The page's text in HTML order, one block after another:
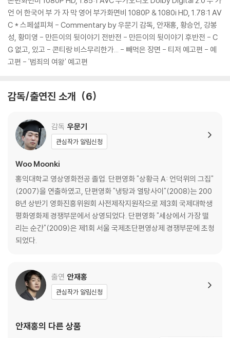
환/반품이 제한될 수 있습니다.
※ 디스크 재생 불량
1) 기기 문제로 인해 발생하는 재생 불량 현상에 대해서는 반품/교환이 불
가하니 최신 소프트웨어로 업데이트된 DVD/BD 전용 기기에서 재생하실
를 마른 천으로 닦으시거나, DVD 클리너 등 전용 제품을 이용하면 대부분
3) 일부 PC 연결형 ODD의 경우 호환 상의 문제로 정상적인 디스크도 재
생이 불가능한 경우가 있습니다. 독립형 전용 플레이어 사용을 권장드리
며, ODD 사용으로 인한 재생 불량의 경우 교환 시에도 동일한 오류가 발
생할 수 있음을 알려드립니다.
※ 디스크 외관 불량
디스크에 미세한 잔 흠집이 남아있거나 인쇄 면이 깨끗하지 않은 경우가
있으며, 상품의 불량이 아닙니다. 단, 재생에 이상이 있는 경우에는 불량으
로 인한 반품/교환이 가능합니다.
※ 교환/반품 안내
상을 요청할 수 있으며, 동영상이 없는 경우 교환/반품이 제한될 수 있습니
다.
관련 사진과 동영상 및 재생 기기 모델명을 첨부하여 첨부하여 고객센터에
부담 후 처리 가능합니다.
언 어 한국어 부 가 자 막 영어 부가화면비 1080P & 1080i HD, 1.78:1 AV
C * 스페셜피쳐 - Commentary by 우문기 감독, 안재홍, 황승언, 강봉
성, 황미영 - 만든이의 뒷이야기 전반전 - 만든이의 뒷이야기 후반전 - C
G 없고, 있고 - 콘티랑 비스무리한가... - 빼먹은 장면 - 티저 예고편 - 예
고편 - '범죄의 여왕' 예고편
감독/출연진 소개 6
감독 우문기
관심작가 알림신청
Woo Moonki
홍익대학교 영상영화전공 졸업. 단편영화 "상황극 A: 언덕위의 그집"
(2007)을 연출하였고, 단편영화 "냉탕과 열탕사이"(2008)는 200
8년 상반기 영화진흥위원회 사전제작지원작으로 제3회 국제대학생
평화영화제 경쟁부문에서 상영되었다. 단편영화 "세상에서 가장 떨
리는 순간"(2009)은 제1회 서울 국제초단편영상제 경쟁부문에 초청
되었다.
출연 안재홍
관심작가 알림신청
안재홍의 다른 상품